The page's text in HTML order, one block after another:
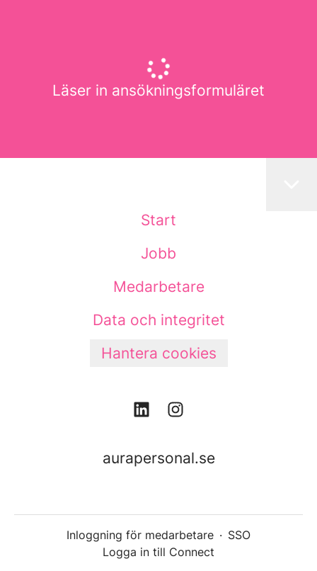
Läser in ansökningsformuläret
Start
Jobb
Medarbetare
Data och integritet
Hantera cookies
aurapersonal.se
Inloggning för medarbetare · SSO
Logga in till Connect